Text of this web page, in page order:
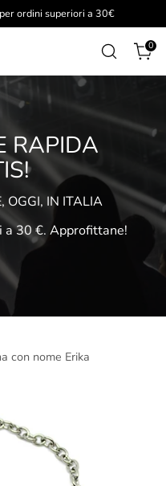
ordini superiori a 30€
0
RAPIDA
OGGI, IN ITALIA
30 €. Approfittane!
con nome Erika